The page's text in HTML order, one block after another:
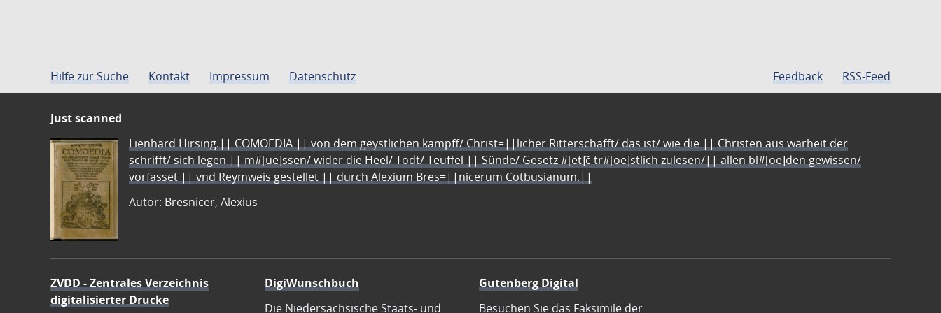
Hilfe zur Suche Kontakt Impressum Datenschutz Feedback RSS-Feed
Just scanned
Lienhard Hirsing.|| COMOEDIA || von dem geystlichen kampff/ Christ=||licher Ritterschafft/ das ist/ wie die || Christen aus warheit der
schrifft/ sich legen || m#[ue]ssen/ wider die Heel/ Todt/ Teuffel || Sünde/ Gesetz #[et]c̃ tr#[oe]stlich zulesen/|| allen bl#[oe]den gewissen/
vorfasset || vnd Reymweis gestellet || durch Alexium Bres=||nicerum Cotbusianum.||
Autor: Bresnicer, Alexius
ZVDD - Zentrales Verzeichnis
digitalisierter Drucke
DigiWunschbuch
Die Niedersächsische Staats- und
Gutenberg Digital
Besuchen Sie das Faksimile der